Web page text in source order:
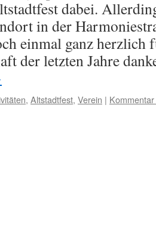
dabei.
in der
einmal ganz herzlich
der letzten Jahre
, Altstadtfest, Verein |